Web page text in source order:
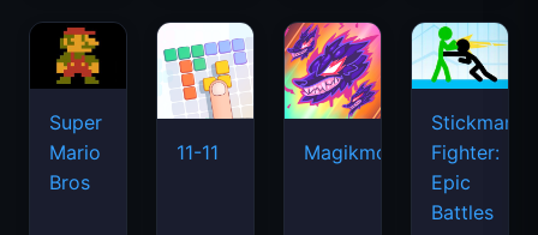
Super
Mario
Bros
11-11 Magikmon
Stickman
Fighter:
Epic
Battles